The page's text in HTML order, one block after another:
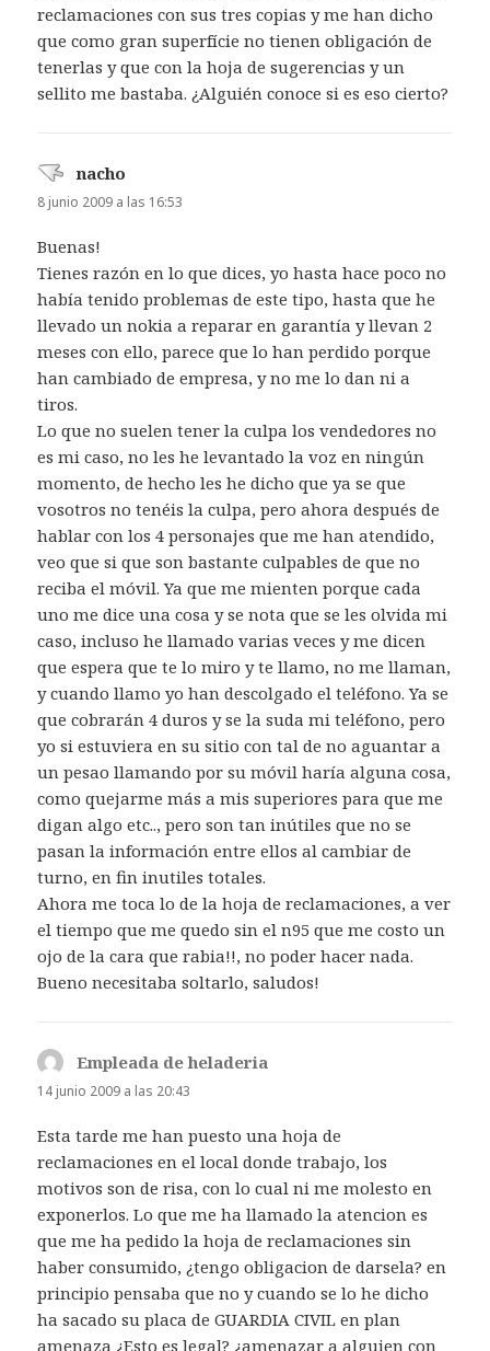
reclamaciones con sus tres copias y me han dicho
que como gran superfície no tienen obligación de
tenerlas y que con la hoja de sugerencias y un
sellito me bastaba. ¿Alguién conoce si es eso cierto?
nacho
8 junio 2009 a las 16:53
Buenas!
Tienes razón en lo que dices, yo hasta hace poco no
había tenido problemas de este tipo, hasta que he
llevado un nokia a reparar en garantía y llevan 2
meses con ello, parece que lo han perdido porque
han cambiado de empresa, y no me lo dan ni a
tiros.
Lo que no suelen tener la culpa los vendedores no
es mi caso, no les he levantado la voz en ningún
momento, de hecho les he dicho que ya se que
vosotros no tenéis la culpa, pero ahora después de
hablar con los 4 personajes que me han atendido,
veo que si que son bastante culpables de que no
reciba el móvil. Ya que me mienten porque cada
uno me dice una cosa y se nota que se les olvida mi
caso, incluso he llamado varias veces y me dicen
que espera que te lo miro y te llamo, no me llaman,
y cuando llamo yo han descolgado el teléfono. Ya se
que cobrarán 4 duros y se la suda mi teléfono, pero
yo si estuviera en su sitio con tal de no aguantar a
un pesao llamando por su móvil haría alguna cosa,
como quejarme más a mis superiores para que me
digan algo etc.., pero son tan inútiles que no se
pasan la información entre ellos al cambiar de
turno, en fin inutiles totales.
Ahora me toca lo de la hoja de reclamaciones, a ver
el tiempo que me quedo sin el n95 que me costo un
ojo de la cara que rabia!!, no poder hacer nada.
Bueno necesitaba soltarlo, saludos!
Empleada de heladeria
14 junio 2009 a las 20:43
Esta tarde me han puesto una hoja de
reclamaciones en el local donde trabajo, los
motivos son de risa, con lo cual ni me molesto en
exponerlos. Lo que me ha llamado la atencion es
que me ha pedido la hoja de reclamaciones sin
haber consumido, ¿tengo obligacion de darsela? en
principio pensaba que no y cuando se lo he dicho
ha sacado su placa de GUARDIA CIVIL en plan
amenaza ¿Esto es legal? ¿amenazar a alguien con